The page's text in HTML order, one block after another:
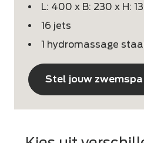
L: 400 x B: 230 x H:
16 jets
1 hydromassage
Stel jouw